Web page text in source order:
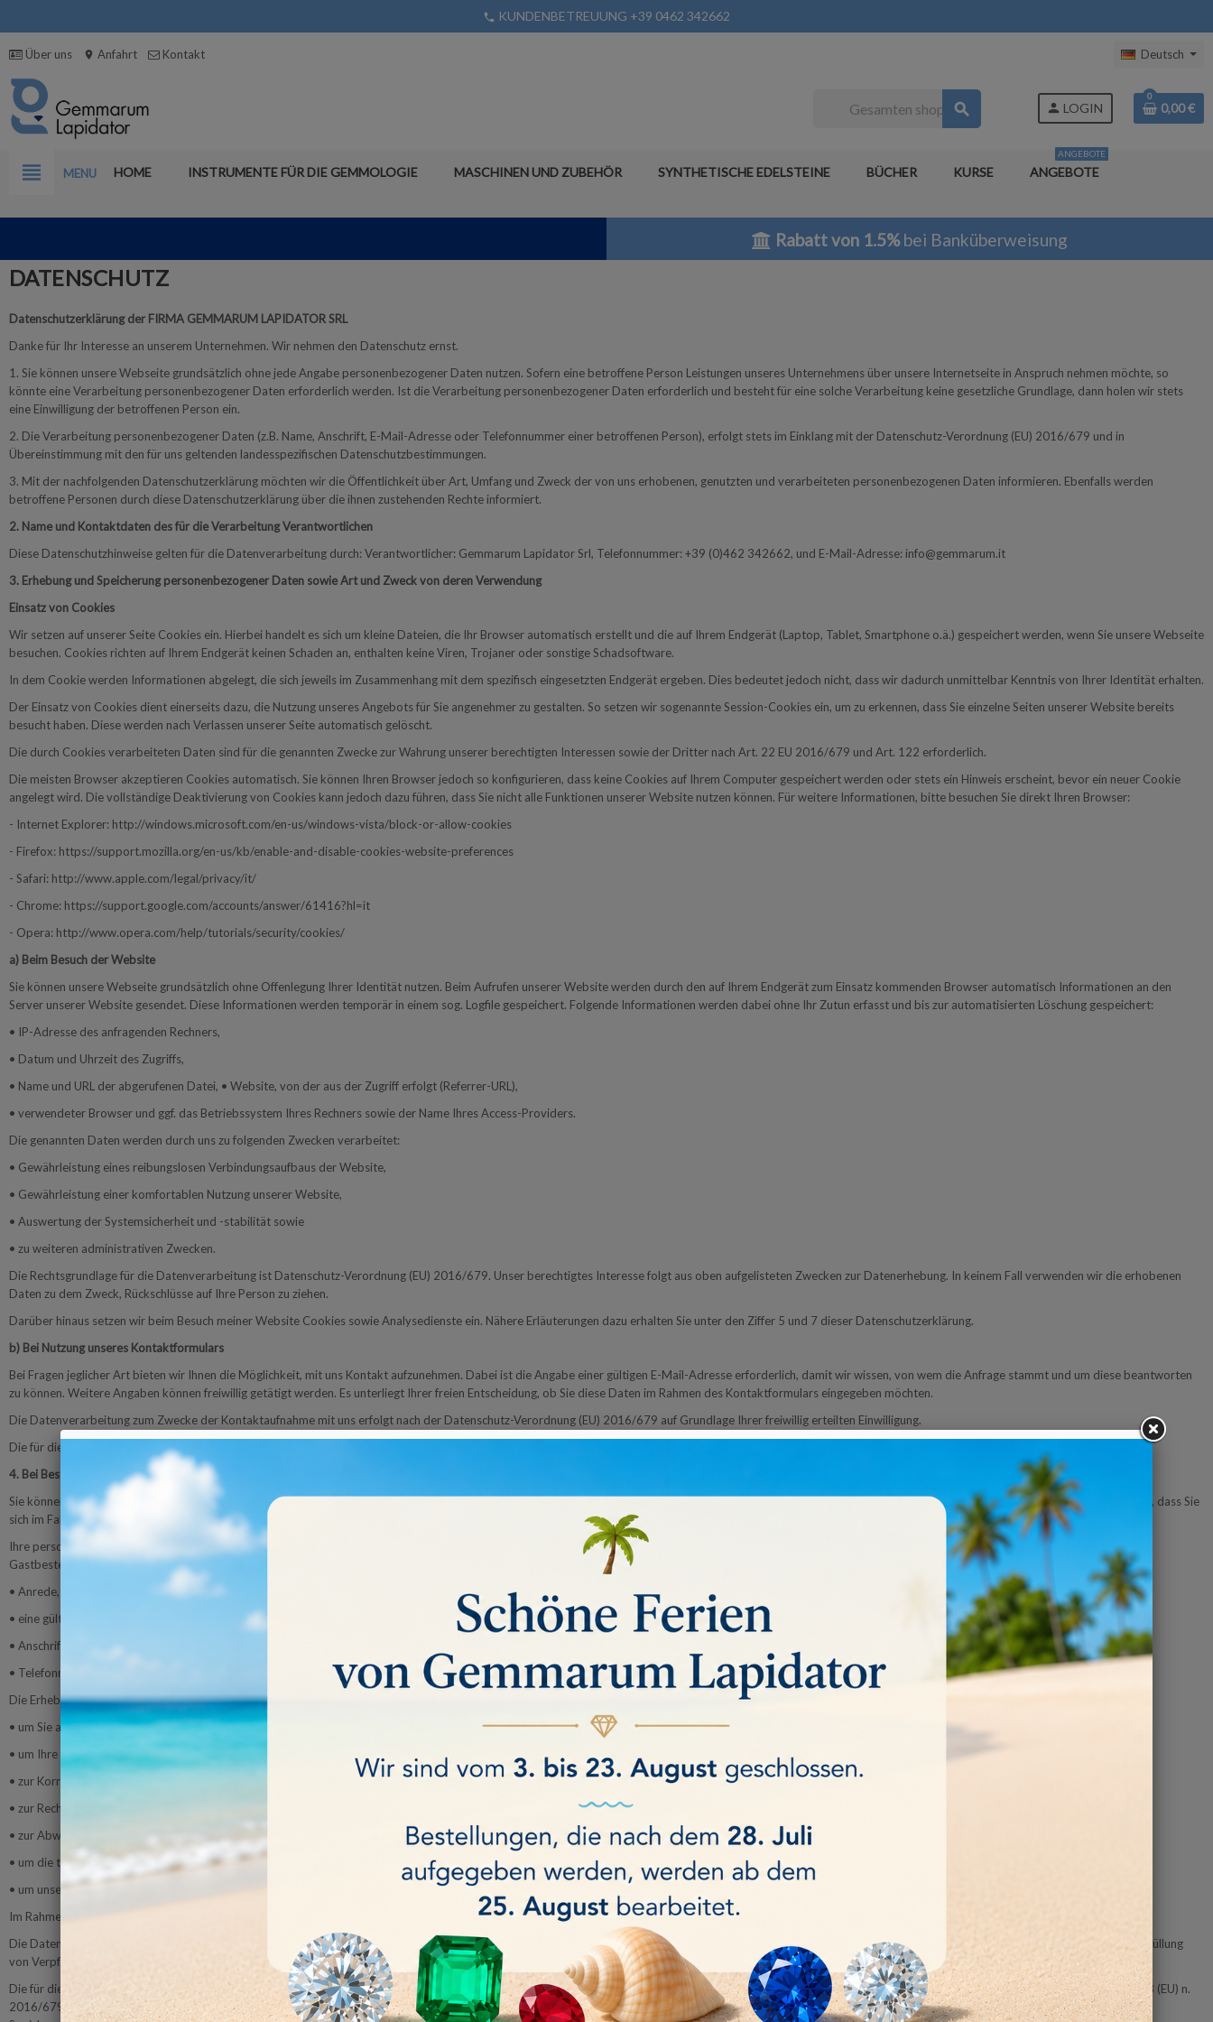
phone KUNDENBETREUUNG +39 0462 342662
Über uns location_on Anfahrt Kontakt Deutsch
search person LOGIN
0
0,00 €
view_headline MENU HOME INSTRUMENTE FÜR DIE GEMMOLOGIE MASCHINEN UND ZUBEHÖR SYNTHETISCHE EDELSTEINE BÜCHER KURSE ANGEBOTE
ANGEBOTE
Rabatt von 1.5%bei Banküberweisung
DATENSCHUTZ
Datenschutzerklärung der FIRMA GEMMARUM LAPIDATOR SRL
Danke für Ihr Interesse an unserem Unternehmen. Wir nehmen den Datenschutz ernst.
1. Sie können unsere Webseite grundsätzlich ohne jede Angabe personenbezogener Daten nutzen. Sofern eine betroffene Person Leistungen unseres Unternehmens über unsere Internetseite in Anspruch nehmen möchte, so
könnte eine Verarbeitung personenbezogener Daten erforderlich werden. Ist die Verarbeitung personenbezogener Daten erforderlich und besteht für eine solche Verarbeitung keine gesetzliche Grundlage, dann holen wir stets
eine Einwilligung der betroffenen Person ein.
2. Die Verarbeitung personenbezogener Daten (z.B. Name, Anschrift, E-Mail-Adresse oder Telefonnummer einer betroffenen Person), erfolgt stets im Einklang mit der Datenschutz-Verordnung (EU) 2016/679 und in
Übereinstimmung mit den für uns geltenden landesspezifischen Datenschutzbestimmungen.
3. Mit der nachfolgenden Datenschutzerklärung möchten wir die Öffentlichkeit über Art, Umfang und Zweck der von uns erhobenen, genutzten und verarbeiteten personenbezogenen Daten informieren. Ebenfalls werden
betroffene Personen durch diese Datenschutzerklärung über die ihnen zustehenden Rechte informiert.
2. Name und Kontaktdaten des für die Verarbeitung Verantwortlichen
Diese Datenschutzhinweise gelten für die Datenverarbeitung durch: Verantwortlicher: Gemmarum Lapidator Srl, Telefonnummer: +39 (0)462 342662, und E-Mail-Adresse: info@gemmarum.it
3. Erhebung und Speicherung personenbezogener Daten sowie Art und Zweck von deren Verwendung
Einsatz von Cookies
Wir setzen auf unserer Seite Cookies ein. Hierbei handelt es sich um kleine Dateien, die Ihr Browser automatisch erstellt und die auf Ihrem Endgerät (Laptop, Tablet, Smartphone o.ä.) gespeichert werden, wenn Sie unsere Webseite
besuchen. Cookies richten auf Ihrem Endgerät keinen Schaden an, enthalten keine Viren, Trojaner oder sonstige Schadsoftware.
In dem Cookie werden Informationen abgelegt, die sich jeweils im Zusammenhang mit dem spezifisch eingesetzten Endgerät ergeben. Dies bedeutet jedoch nicht, dass wir dadurch unmittelbar Kenntnis von Ihrer Identität erhalten.
Der Einsatz von Cookies dient einerseits dazu, die Nutzung unseres Angebots für Sie angenehmer zu gestalten. So setzen wir sogenannte Session-Cookies ein, um zu erkennen, dass Sie einzelne Seiten unserer Website bereits
besucht haben. Diese werden nach Verlassen unserer Seite automatisch gelöscht.
Die durch Cookies verarbeiteten Daten sind für die genannten Zwecke zur Wahrung unserer berechtigten Interessen sowie der Dritter nach Art. 22 EU 2016/679 und Art. 122 erforderlich.
Die meisten Browser akzeptieren Cookies automatisch. Sie können Ihren Browser jedoch so konfigurieren, dass keine Cookies auf Ihrem Computer gespeichert werden oder stets ein Hinweis erscheint, bevor ein neuer Cookie
angelegt wird. Die vollständige Deaktivierung von Cookies kann jedoch dazu führen, dass Sie nicht alle Funktionen unserer Website nutzen können. Für weitere Informationen, bitte besuchen Sie direkt Ihren Browser:
- Internet Explorer: http://windows.microsoft.com/en-us/windows-vista/block-or-allow-cookies
- Firefox: https://support.mozilla.org/en-us/kb/enable-and-disable-cookies-website-preferences
- Safari: http://www.apple.com/legal/privacy/it/
- Chrome: https://support.google.com/accounts/answer/61416?hl=it
- Opera: http://www.opera.com/help/tutorials/security/cookies/
a) Beim Besuch der Website
Sie können unsere Webseite grundsätzlich ohne Offenlegung Ihrer Identität nutzen. Beim Aufrufen unserer Website werden durch den auf Ihrem Endgerät zum Einsatz kommenden Browser automatisch Informationen an den
Server unserer Website gesendet. Diese Informationen werden temporär in einem sog. Logfile gespeichert. Folgende Informationen werden dabei ohne Ihr Zutun erfasst und bis zur automatisierten Löschung gespeichert:
• IP-Adresse des anfragenden Rechners,
• Datum und Uhrzeit des Zugriffs,
• Name und URL der abgerufenen Datei, • Website, von der aus der Zugriff erfolgt (Referrer-URL),
• verwendeter Browser und ggf. das Betriebssystem Ihres Rechners sowie der Name Ihres Access-Providers.
Die genannten Daten werden durch uns zu folgenden Zwecken verarbeitet:
• Gewährleistung eines reibungslosen Verbindungsaufbaus der Website,
• Gewährleistung einer komfortablen Nutzung unserer Website,
• Auswertung der Systemsicherheit und -stabilität sowie
• zu weiteren administrativen Zwecken.
Die Rechtsgrundlage für die Datenverarbeitung ist Datenschutz-Verordnung (EU) 2016/679. Unser berechtigtes Interesse folgt aus oben aufgelisteten Zwecken zur Datenerhebung. In keinem Fall verwenden wir die erhobenen
Daten zu dem Zweck, Rückschlüsse auf Ihre Person zu ziehen.
Darüber hinaus setzen wir beim Besuch meiner Website Cookies sowie Analysedienste ein. Nähere Erläuterungen dazu erhalten Sie unter den Ziffer 5 und 7 dieser Datenschutzerklärung.
b) Bei Nutzung unseres Kontaktformulars
Bei Fragen jeglicher Art bieten wir Ihnen die Möglichkeit, mit uns Kontakt aufzunehmen. Dabei ist die Angabe einer gültigen E-Mail-Adresse erforderlich, damit wir wissen, von wem die Anfrage stammt und um diese beantworten
zu können. Weitere Angaben können freiwillig getätigt werden. Es unterliegt Ihrer freien Entscheidung, ob Sie diese Daten im Rahmen des Kontaktformulars eingegeben möchten.
Die Datenverarbeitung zum Zwecke der Kontaktaufnahme mit uns erfolgt nach der Datenschutz-Verordnung (EU) 2016/679 auf Grundlage Ihrer freiwillig erteilten Einwilligung.
Die für die Benutzung des Kontaktformulars von uns erhobenen personenbezogenen Daten werden nach Erledigung der von Ihnen gestellten Anfrage automatisch gelöscht.
4. Bei Bestellungen über unsere Webseite
Sie können über unsere Webseite entweder Bestellungen als Gast vornehmen, ohne sich zu registrieren, oder sich in unserem Shop als Kunde für künftige Bestellungen registrieren. Eine Registrierung hat für Sie den Vorteil, dass Sie
sich im Falle einer künftigen Bestellung direkt mit Ihrer E-Mail-Adresse und Ihrem Passwort in unserem Shop einloggen können, ohne Ihre Kontaktdaten erneut eingeben zu müssen.
Ihre personenbezogenen Daten werden dabei in eine Eingabemaske eingegeben und an uns übermittelt und gespeichert. Wenn Sie über unsere Webseite eine Bestellung tätigen, so erheben wir sowohl im Falle einer
Gastbestellung, als auch im Falle einer Registrierung im Shop zunächst folgende Daten:
• Anrede, Vorname, Nachname,
• eine gültige E-Mail-Adresse,
• Anschrift,
• Telefonnummer (Festnetz und/oder Mobilfunk)
Die Erhebung dieser Daten erfolgt,
• um Sie als unseren Kunden identifizieren zu können;
• um Ihre Bestellung bearbeiten, erfüllen und abwickeln zu können;
• zur Korrespondenz mit Ihnen;
• zur Rechnungsstellung;
• zur Abwicklung von evtl. vorliegenden Haftungsansprüchen, sowie der Geltendmachung etwaiger Ansprüche gegen Sie;
• um die technische Administration unserer Webseite sicherzustellen;
• um unsere Kundendaten zu verwalten.
Im Rahmen des Bestellprozesses wird eine Einwilligung von Ihnen zur Verarbeitung dieser Daten eingeholt.
Die Datenverarbeitung erfolgt auf Ihre Bestellung und/oder Registrierung hin und ist nach Art.28 (UE) n. 2016/679z zu den genannten Zwecken für die angemessene Bearbeitung Ihrer Bestellung und für die beidseitige Erfüllung
von Verpflichtungen aus dem Kaufvertrag erforderlich.
Die für die Abwicklung Ihrer Bestellung von uns erhobenen personenbezogenen Daten werden bis zum Ablauf der gesetzlichen Aufbewahrungspflicht gespeichert und danach gelöscht, es sei denn, dass wir nach Artikel 28 (EU) n.
2016/679 aufgrund von steuer- und handelsrechtlichen Aufbewahrungs- und Dokumentationspflichten (aus HGB, StGB oder AO) zu einer längeren Speicherung verpflichtet sind oder Sie in eine darüber hinausgehende